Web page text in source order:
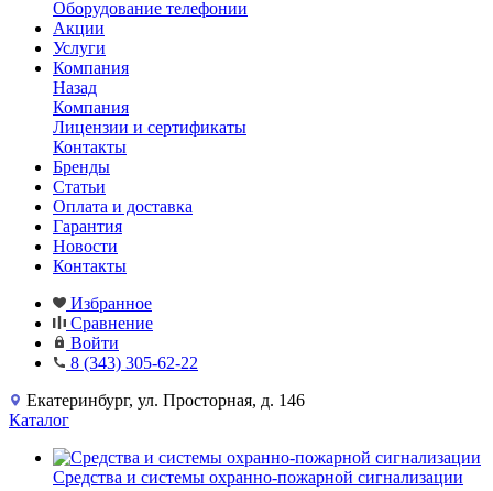
Оборудование телефонии
Акции
Услуги
Компания
Назад
Компания
Лицензии и сертификаты
Контакты
Бренды
Статьи
Оплата и доставка
Гарантия
Новости
Контакты
Избранное
Сравнение
Войти
8 (343) 305-62-22
Екатеринбург, ул. Просторная, д. 146
Каталог
Средства и системы охранно-пожарной сигнализации